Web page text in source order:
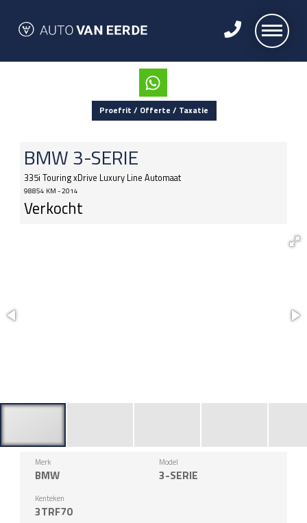
Proefrit / Offerte / Taxatie
BMW3-SERIE
335i Touring xDrive Luxury Line Automaat
98854 KM - 2014
Verkocht
Merk
BMW
Model
3-SERIE
Kenteken
3TRF70